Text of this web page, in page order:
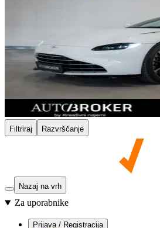
Filtriraj Razvrščanje
Nazaj na vrh
Za uporabnike
Prijava / Registracija